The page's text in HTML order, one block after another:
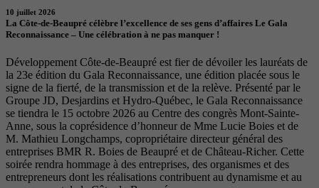
10 juillet 2026
La Côte-de-Beaupré célèbre l’excellence de ses gens d’affaires Le Gala
Reconnaissance – Une célébration à ne pas manquer !
Développement Côte-de-Beaupré est fier de dévoiler les lauréats de
la 23e édition du Gala Reconnaissance, une édition placée sous le
signe de la fierté, de la transmission et de la relève. Présenté par le
Groupe JD, Desjardins et Hydro-Québec, le Gala Reconnaissance
se tiendra le 15 octobre 2026 au Centre des congrès Mont-Sainte-
Anne, sous la coprésidence d’honneur de Mme Lucie Boies et de
M. Mathieu Longchamps, copropriétaire directeur général des
entreprises BMR R. Boies de Beaupré et de Château-Richer. Cette
soirée rendra hommage à des entreprises, des organismes et des
entrepreneurs dont les réalisations contribuent au dynamisme et au